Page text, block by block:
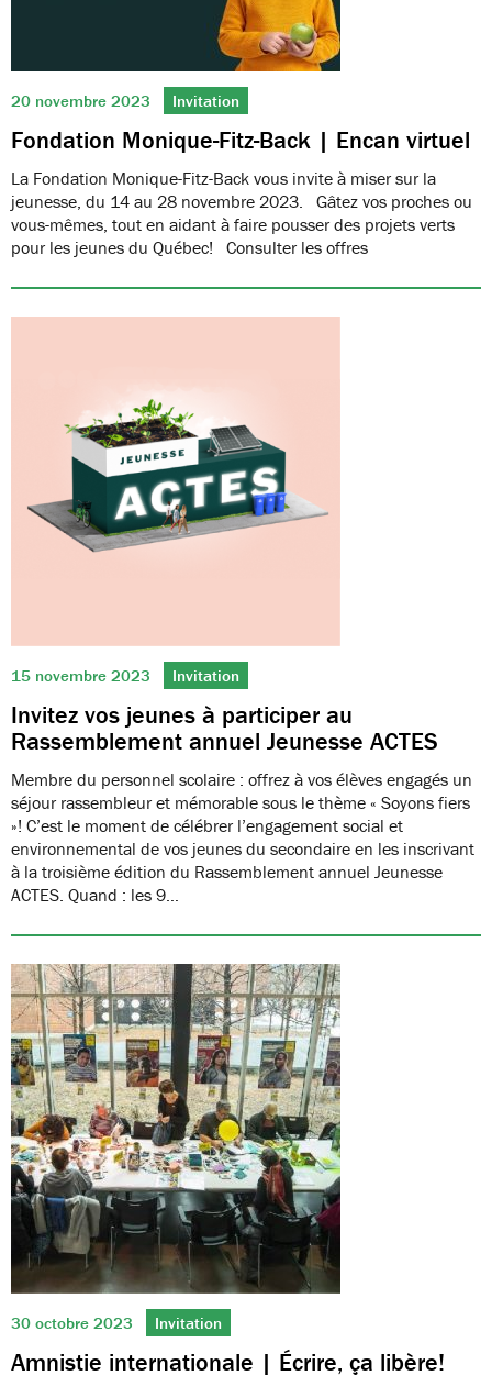
20 novembre 2023 Invitation
Fondation Monique-Fitz-Back | Encan virtuel
La Fondation Monique-Fitz-Back vous invite à miser sur la
jeunesse, du 14 au 28 novembre 2023. Gâtez vos proches ou
vous-mêmes, tout en aidant à faire pousser des projets verts
pour les jeunes du Québec! Consulter les offres
15 novembre 2023 Invitation
Invitez vos jeunes à participer au
Rassemblement annuel Jeunesse ACTES
Membre du personnel scolaire : offrez à vos élèves engagés un
séjour rassembleur et mémorable sous le thème « Soyons fiers
»! C’est le moment de célébrer l’engagement social et
environnemental de vos jeunes du secondaire en les inscrivant
à la troisième édition du Rassemblement annuel Jeunesse
ACTES. Quand : les 9…
30 octobre 2023 Invitation
Amnistie internationale | Écrire, ça libère!